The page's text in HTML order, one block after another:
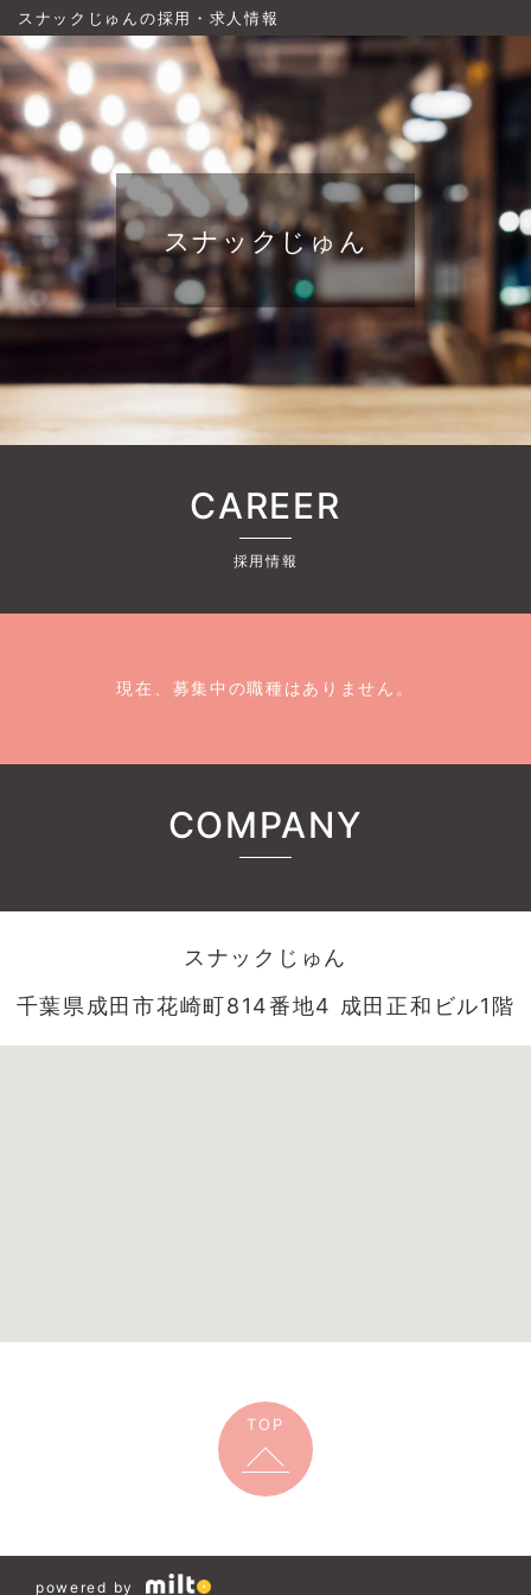
スナックじゅんの採用・求人情報
スナックじゅん
CAREER
採用情報
現在、募集中の職種はありません。
COMPANY
スナックじゅん
千葉県成田市花崎町814番地4 成田正和ビル1階
TOP
powered by